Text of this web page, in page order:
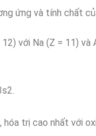
ứng và tính chất
với Na (Z = 11) và
trị cao nhất với